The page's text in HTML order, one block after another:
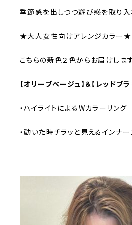
季節感を出しつつ遊び感を取り入
★大人女性向けアレンジカラー★
こちらの新色２色からお届けしま
【オリーブベージュ】＆【レッドブラ
・ハイライトによるWカラーリング
・動いた時チラッと見えるインナー